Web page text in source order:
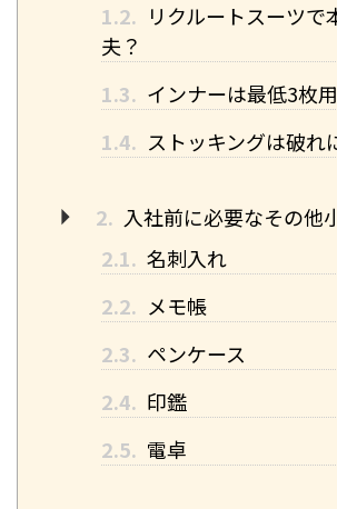
1.2. リクルートスーツで
夫？
1.3. インナーは最低3枚
1.4. ストッキングは破れ
2. 入社前に必要なその他
2.1. 名刺入れ
2.2. メモ帳
2.3. ペンケース
2.4. 印鑑
2.5. 電卓